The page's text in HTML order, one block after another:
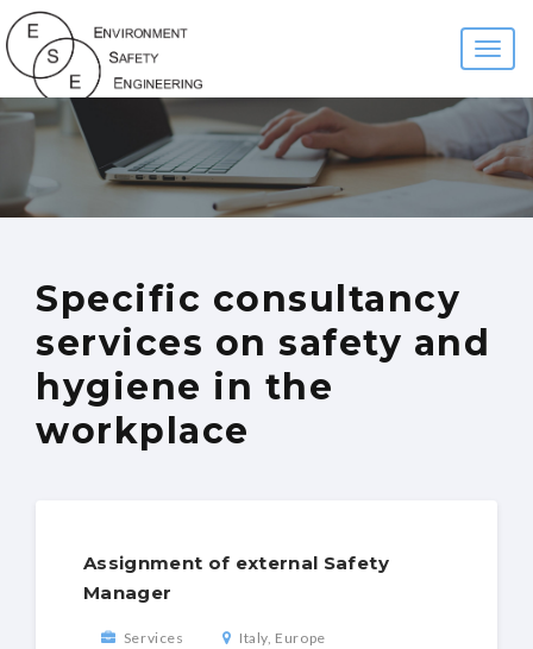
Specific consultancy
services on safety and
hygiene in the
workplace
Assignment of external Safety
Manager
Services Italy, Europe